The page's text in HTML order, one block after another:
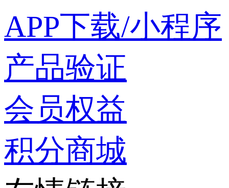
APP下载/小程序
产品验证
会员权益
积分商城